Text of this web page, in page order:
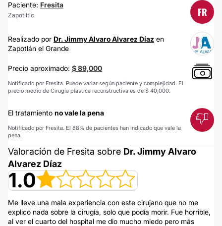
Paciente: Fresita
Zapotiltic FR
Realizado por Dr. Jimmy Alvaro Alvarez Díaz en
Zapotlán el Grande
Precio aproximado: $ 89,000
Notificado por Fresita. Puede variar según paciente y complejidad. El
precio medio de Cirugía plástica reconstructiva es de $ 40,000.
El tratamiento no vale la pena
Notificado por Fresita. El 88% de pacientes han indicado que vale la
pena.
Valoración de Fresita sobre Dr. Jimmy Alvaro
Alvarez Díaz
1.0
Me lleve una mala experiencia con este cirujano que no me
explico nada sobre la cirugía, solo que podía morir. Fue horrible,
al ver el cuarto del hospital me dio mucho miedo pero más